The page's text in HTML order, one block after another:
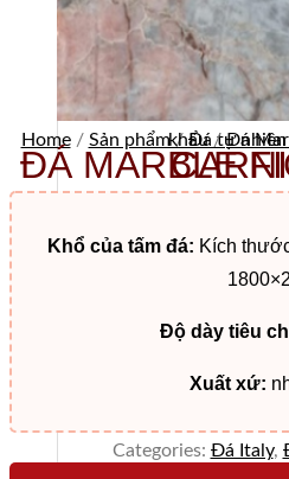
Home / Sản phẩm / Đá tự nhiên
Đá Marble nhập khẩu / Đá
ĐÁ MARBLE FIOR DI
Khổ của tấm đá: Kích
Độ dày tiêu
Xuất xứ:
Categories: Đá Italy,